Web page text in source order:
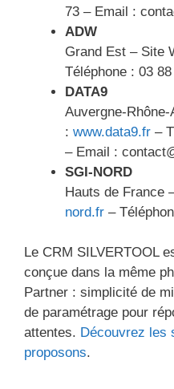
73 – Email :
ADW
Grand Est – Site
Téléphone : 03
DATA9
Auvergne-
: www.data9.fr –
– Email :
SGI-NORD
Hauts de France
nord.fr –
Le CRM SILVERTOOL
conçue dans la même
Partner : simplicité de
de paramétrage pour
attentes. Découvrez les
proposons.